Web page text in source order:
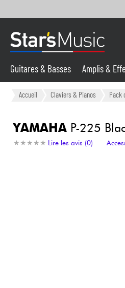
Guitares & Basses
Synthés & Sampleurs
Micros & HF
Guitares & Basses Amplis &
Accueil Claviers & Pianos Pack
YAMAHAP-225
★ ★ ★ ★ ★
★ ★ ★ ★ ★ Lire les avis (0)